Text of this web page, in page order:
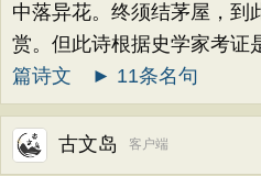
中落异花。终须结茅屋，到
赏。但此诗根据史学家考证
篇诗文
► 11条名句
古文岛 客户端